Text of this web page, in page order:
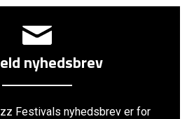
nyhedsbrev
Festivals nyhedsbrev er for